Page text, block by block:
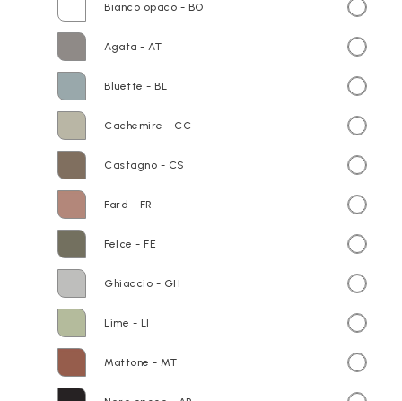
Bianco opaco - BO
Agata - AT
Bluette - BL
Cachemire - CC
Castagno - CS
Fard - FR
Felce - FE
Ghiaccio - GH
Lime - LI
Mattone - MT